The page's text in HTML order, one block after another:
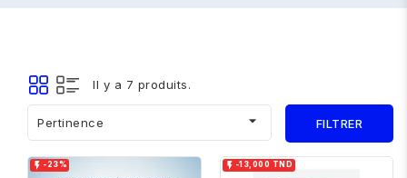
Il y a 7 produits.
Pertinence  FILTRER
 -23%  -13,000 TND